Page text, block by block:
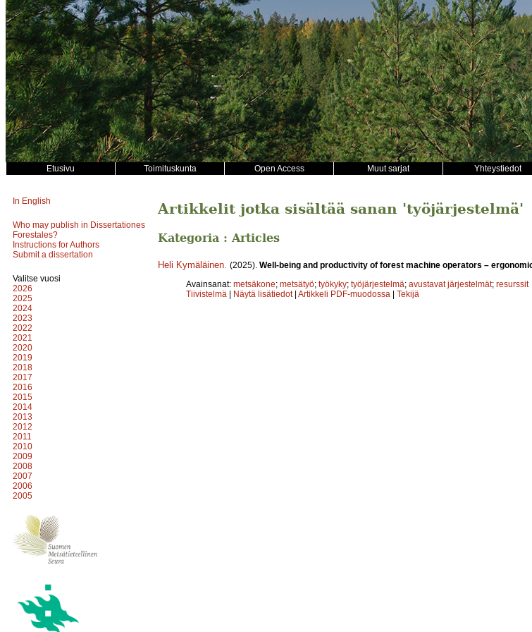
Etusivu Toimituskunta Open Access Muut sarjat Yhteystiedot
In English
Who may publish in Dissertationes
Forestales?
Instructions for Authors
Submit a dissertation
Valitse vuosi
2026
2025
2024
2023
2022
2021
2020
2019
2018
2017
2016
2015
2014
2013
2012
2011
2010
2009
2008
2007
2006
2005
Artikkelit jotka sisältää sanan 'työjärjestelmä'
Kategoria : Articles
Heli Kymäläinen (2025). Well-being and productivity of forest machine operators –
Avainsanat: metsäkone; metsätyö; työkyky; työjärjestelmä; avustavat järjestelmät; resurssit
Tiivistelmä | Näytä lisätiedot | Artikkeli PDF-muodossa | Tekijä